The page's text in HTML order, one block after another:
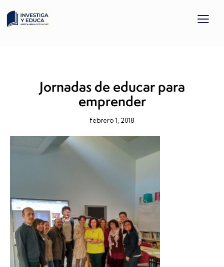
Jornadas de educar para
emprender
febrero 1, 2018